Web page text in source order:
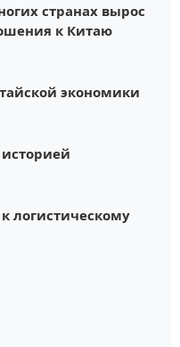
странах вырос
к Китаю
экономики
логистическому